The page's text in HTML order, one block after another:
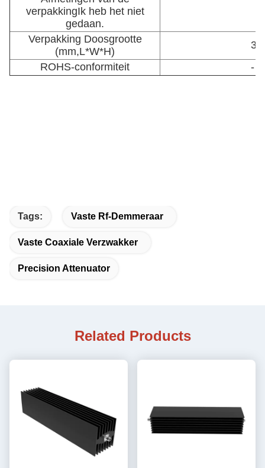
verpakkingIk heb het niet
gedaan.
Verpakking Doosgrootte
(mm,L*W*H)
ROHS-conformiteit
-
Tags: Vaste Rf-Demmeraar
Vaste Coaxiale Verzwakker
Precision Attenuator
Related Products